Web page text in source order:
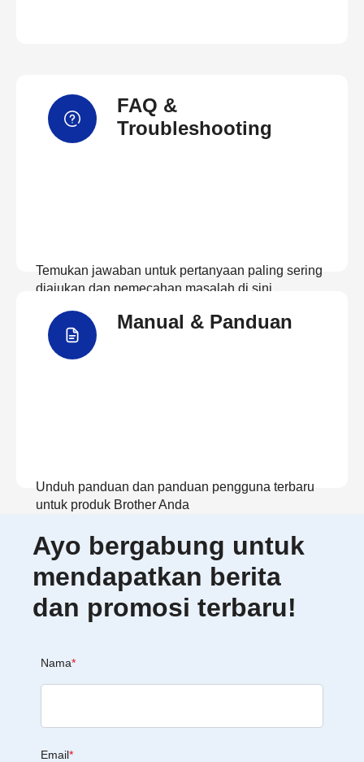
FAQ &
Troubleshooting
Temukan jawaban untuk pertanyaan paling sering
diajukan dan pemecahan masalah di sini
Manual & Panduan
Unduh panduan dan panduan pengguna terbaru
untuk produk Brother Anda
Lihat Panduan
Ayo bergabung untuk
mendapatkan berita
dan promosi terbaru!
Nama*
Email*